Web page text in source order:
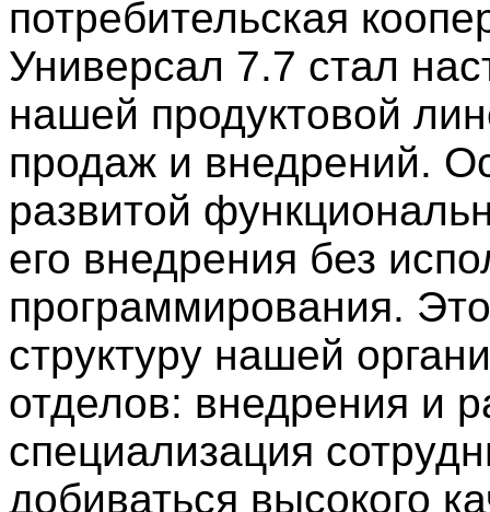
потребительская
Универсал 7.7 стал
нашей продуктовой
продаж и внедрений.
развитой
его внедрения без
программирования.
структуру нашей
отделов: внедрения и
специализация
добиваться высокого